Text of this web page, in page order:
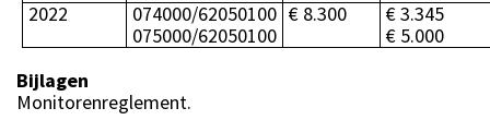
2022
074000/62050100
075000/62050100
€ 8.300
€ 3.345
€ 5.000
Bijlagen
Monitorenreglement.